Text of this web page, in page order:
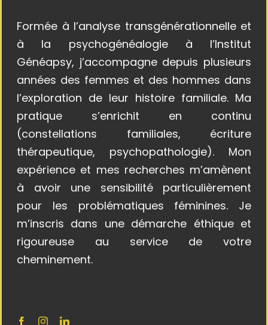
Formée à l’analyse transgénérationnelle et
à la psychogénéalogie à l’Institut
Généapsy, j’accompagne depuis plusieurs
années des femmes et des hommes dans
l’exploration de leur histoire familiale. Ma
pratique s’enrichit en continu
(constellations familiales, écriture
thérapeutique, psychopathologie). Mon
expérience et mes recherches m’amènent
à avoir une sensibilité particulièrement
pour les problématiques féminines. Je
m’inscris dans une démarche éthique et
rigoureuse au service de votre
cheminement.